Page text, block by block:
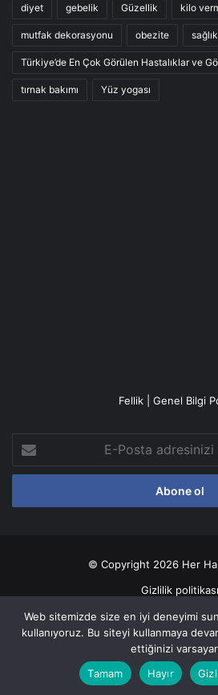
diyet gebelik Güzellik kilo
mutfak dekorasyonu obezite sağlık
Türkiye’de En Çok Görülen Hastalıklar ve
tırnak bakımı Yüz yogası
Fellik | Genel Bilgi
Posta
adresinizi
© Copyright 2026 Her
Gizlilik politikası
Facebook
X
Web sitemizde size en iyi deneyimi
kullanıyoruz. Bu siteyi kullanmaya
ettiğinizi
Tamam
Hayır